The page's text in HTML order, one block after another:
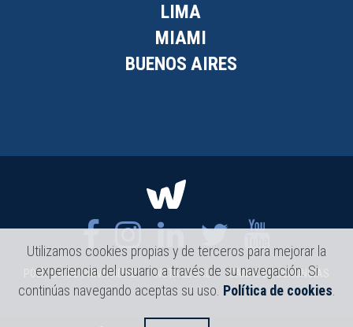
LIMA
MIAMI
BUENOS AIRES
POLÍTICA DE PRIVACIDAD NOTA LEGAL CANAL DE DENUNCIAS
Utilizamos cookies propias y de terceros para mejorar la
experiencia del usuario a través de su navegación. Si
continúas navegando aceptas su uso. Política de cookies